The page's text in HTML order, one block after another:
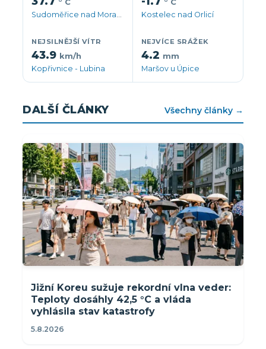
Kostelec nad Orlicí
NEJSILNĚJŠÍ VÍTR
43.9 km/h
Kopřivnice - Lubina
NEJVÍCE SRÁŽEK
4.2 mm
Maršov u Úpice
DALŠÍ ČLÁNKY Všechny články →
Jižní Koreu sužuje rekordní vlna veder:
Teploty dosáhly 42,5 °C a vláda
vyhlásila stav katastrofy
5.8.2026